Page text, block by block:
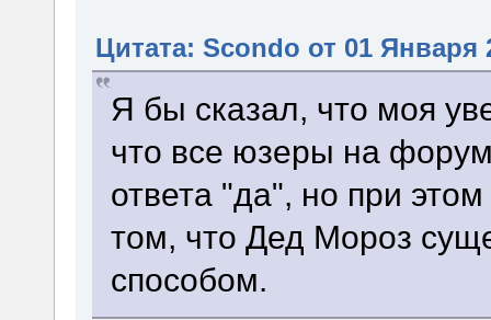
Цитата: Scondo от 01 Января
Я бы сказал, что моя
что все юзеры на
ответа "да", но при
том, что Дед Мороз
способом.